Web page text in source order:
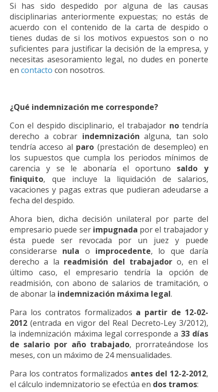
Si has sido despedido por alguna de las causas
disciplinarias anteriormente expuestas; no estás de
acuerdo con el contenido de la carta de despido o
tienes dudas de si los motivos expuestos son o no
suficientes para justificar la decisión de la empresa, y
necesitas asesoramiento legal, no dudes en ponerte
en contacto con nosotros.
¿Qué indemnización me corresponde?
Con el despido disciplinario, el trabajador notendría
derecho a cobrar indemnización alguna, tan solo
tendría acceso al paro (prestación de desempleo) en
los supuestos que cumpla los periodos mínimos de
carencia y se le abonaría el oportuno saldo y
finiquito, que incluye la liquidación de salarios,
vacaciones y pagas extras que pudieran adeudarse a
fecha del despido.
Ahora bien, dicha decisión unilateral por parte del
empresario puede ser impugnada por el trabajador y
ésta puede ser revocada por un juez y puede
considerarse nula o improcedente, lo que daría
derecho a la readmisión del trabajadoro, en el
último caso, el empresario tendría la opción de
readmisión, con abono de salarios de tramitación, o
de abonar la indemnización máxima legal.
Para los contratos formalizados a partir de 12-02-
2012(entrada en vigor del Real Decreto-Ley 3/2012),
la indemnización máxima legal corresponde a 33 días
de salario por año trabajado, prorrateándose los
meses, con un máximo de 24 mensualidades.
Para los contratos formalizados antes del 12-2-2012,
el cálculo indemnizatorio se efectúa en dos tramos: